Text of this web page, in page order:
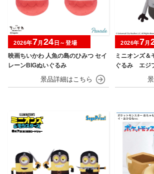
映画ちいかわ 人魚の島のひみつ セイ
レーンBIGぬいぐるみ
2026年7月 24 日～登場
ミニオンズ
ぐるみ エジ
2026年7月